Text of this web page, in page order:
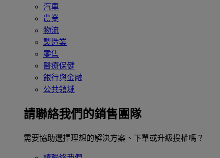
汽車
農業
物流
製造業
零售
醫療保健
銀行與金融
公共領域
請聯絡我們的銷售團隊
需要協助選擇理想的解決方案、下單或升級授權嗎？